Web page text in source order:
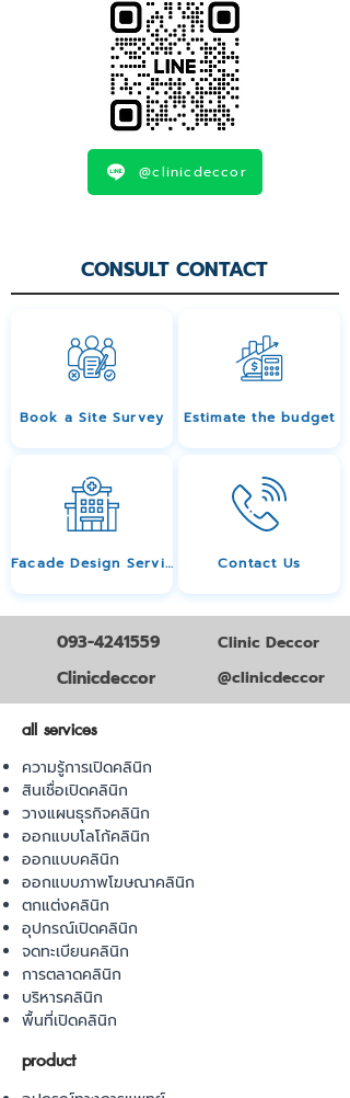
@clinicdeccor
CONSULT CONTACT
Book a Site Survey Estimate the budget
Facade Design Service Contact Us
093-4241559
Clinicdeccor
Clinic Deccor
@clinicdeccor
all services
ความรู้การเปิดคลินิก
สินเชื่อเปิดคลินิก
วางแผนธุรกิจคลินิก
ออกแบบโลโก้คลินิก
ออกแบบคลินิก
ออกแบบภาพโฆษณาคลินิก
ตกแต่งคลินิก
อุปกรณ์เปิดคลินิก
จดทะเบียนคลินิก
การตลาดคลินิก
บริหารคลินิก
พื้นที่เปิดคลินิก
product